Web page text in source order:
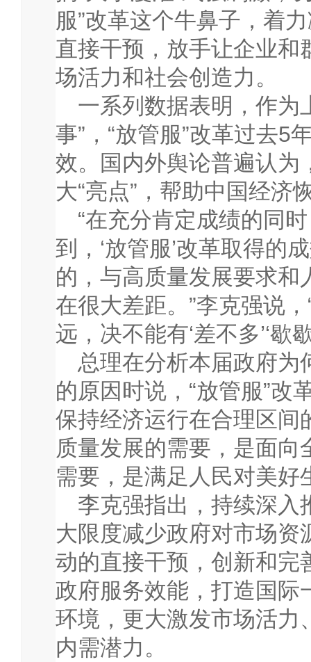
服”改革这个牛鼻子，着
直接干预，放手让企业和
场活力和社会创造力。
一系列数据表明，作为
事”，“放管服”改革过去5
效。国内外舆论普遍认为
大“亮点”，帮助中国经济
“在充分肯定成绩的同
到，‘放管服’改革取得的
的，与高质量发展要求和
在很大差距。”李克强说
远，决不能有‘差不多’‘歇
总理在分析本届政府为
的原因时说，“放管服”改
保持经济运行在合理区间
质量发展的需要，是面
需要，是满足人民对美好
李克强指出，持续深入
大限度减少政府对市场资
动的直接干预，创新和完
政府服务效能，打造国际
环境，更大激发市场活力
内需潜力。